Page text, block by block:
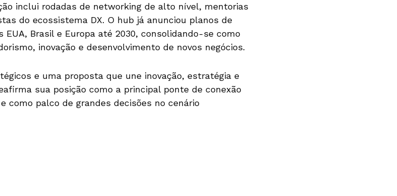
inclui rodadas de networking de alto nível, mentorias
do ecossistema DX. O hub já anunciou planos de
EUA, Brasil e Europa até 2030, consolidando-se como
inovação e desenvolvimento de novos negócios.
e uma proposta que une inovação, estratégia e
sua posição como a principal ponte de conexão
como palco de grandes decisões no cenário